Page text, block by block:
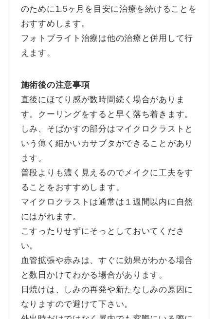
のために1.5ヶ月を目安に治療を続けることを
おすすめします。
フォトブライト治療は他の治療と併用して行
えます。
施術後の注意事項
直後にほてり感が数時間続く場合がありま
す。クーリングをすると早く落ち着きます。
しみ、そばかすの部分はマイクロクラストと
いう薄く細かいカサブタができることがあり
ます。
普段よりも濃く見えるのでメイクに工夫をす
ることをおすすめします。
マイクロクラストは通常は１週間以内に自然
にはがれます。
こすったりせずにそっとしておいてくださ
い。
血管拡張や赤みは、すぐに効果がわかる場合
と数日かけてわかる場合があります。
日焼けは、しみの再発や新たなしみの原因に
なりますので避けて下さい。